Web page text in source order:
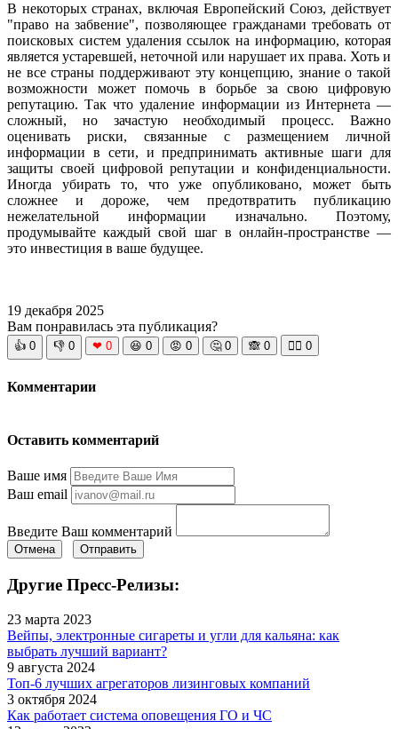
В некоторых странах, включая Европейский Союз, действует
"право на забвение", позволяющее гражданами требовать от
поисковых систем удаления ссылок на информацию, которая
является устаревшей, неточной или нарушает их права. Хоть и
не все страны поддерживают эту концепцию, знание о такой
возможности может помочь в борьбе за свою цифровую
репутацию. Так что удаление информации из Интернета —
сложный, но зачастую необходимый процесс. Важно
оценивать риски, связанные с размещением личной
информации в сети, и предпринимать активные шаги для
защиты своей цифровой репутации и конфиденциальности.
Иногда убирать то, что уже опубликовано, может быть
сложнее и дороже, чем предотвратить публикацию
нежелательной информации изначально. Поэтому,
продумывайте каждый свой шаг в онлайн-пространстве —
это инвестиция в ваше будущее.
19 декабря 2025
Вам понравилась эта публикация?
👍 0 👎 0 ❤ 0 😆 0 😡 0 🤔 0 🙈 0 🧘‍♀️ 0
Комментарии
Оставить комментарий
Ваше имя
Ваш email
Введите Ваш комментарий
Отмена Отправить
Другие Пресс-Релизы:
23 марта 2023
Вейпы, электронные сигареты и угли для кальяна: как
выбрать лучший вариант?
9 августа 2024
Топ-6 лучших агрегаторов лизинговых компаний
3 октября 2024
Как работает система оповещения ГО и ЧС